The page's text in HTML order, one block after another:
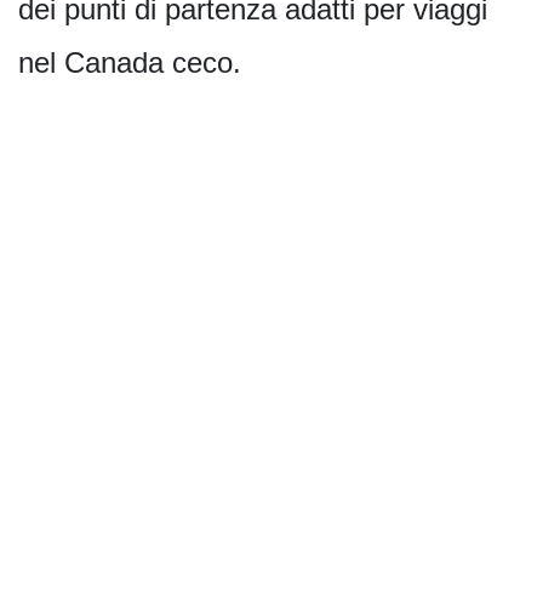
dei punti di partenza adatti per viaggi
nel Canada ceco.